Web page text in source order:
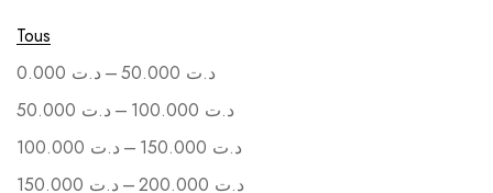
Tous
د.ت – د.ت
د.ت – د.ت
د.ت – د.ت
د.ت – د.ت